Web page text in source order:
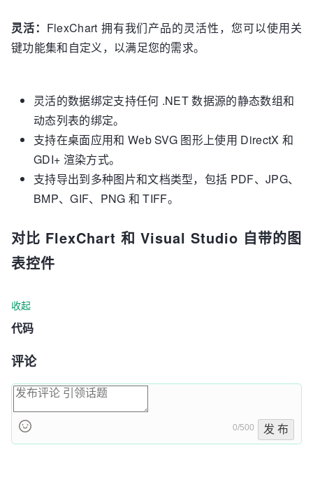
灵活： FlexChart 拥有我们产品的灵活性，您可以使用关
键功能集和自定义，以满足您的需求。
灵活的数据绑定支持任何 .NET 数据源的静态数组和
动态列表的绑定。
支持在桌面应用和 Web SVG 图形上使用 DirectX 和
GDI+ 渲染方式。
支持导出到多种图片和文档类型，包括 PDF、JPG、
BMP、GIF、PNG 和 TIFF。
对比 FlexChart 和 Visual Studio 自带的图
表控件
收起
代码
评论
0/500 发 布